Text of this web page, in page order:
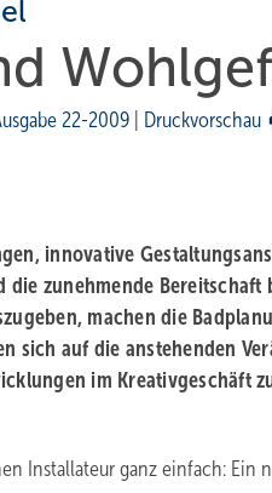
22-2009 Druckvorschau
innovative
die zunehmende Bereitschaft
machen die
sich auf die anstehenden
im Kreativgeschäft
Installateur ganz einfach: Ein